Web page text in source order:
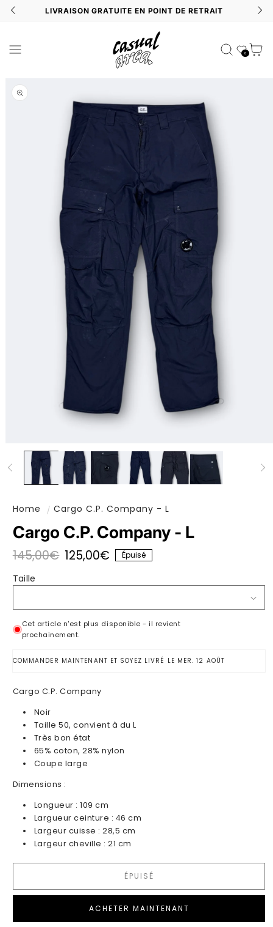
LIVRAISON GRATUITE EN POINT DE RETRAIT
Liste de 0
Panier
Home Cargo C.P. Company - L
Cargo C.P. Company - L
Prix habituel
145,00€
Prix promotionnel
125,00€ Épuisé
Taille
Cet article n'est plus disponible - il revient
prochainement.
COMMANDER MAINTENANT ET SOYEZ LIVRÉ LE MER. 12 AOÛT
Cargo C.P. Company
Noir
Taille 50, convient à du L
Très bon état
65% coton, 28% nylon
Coupe large
Dimensions :
Longueur : 109cm
Largueur ceinture : 46cm
Largeur cuisse : 28,5 cm
Largeur cheville : 21 cm
ÉPUISÉ
ACHETER MAINTENANT